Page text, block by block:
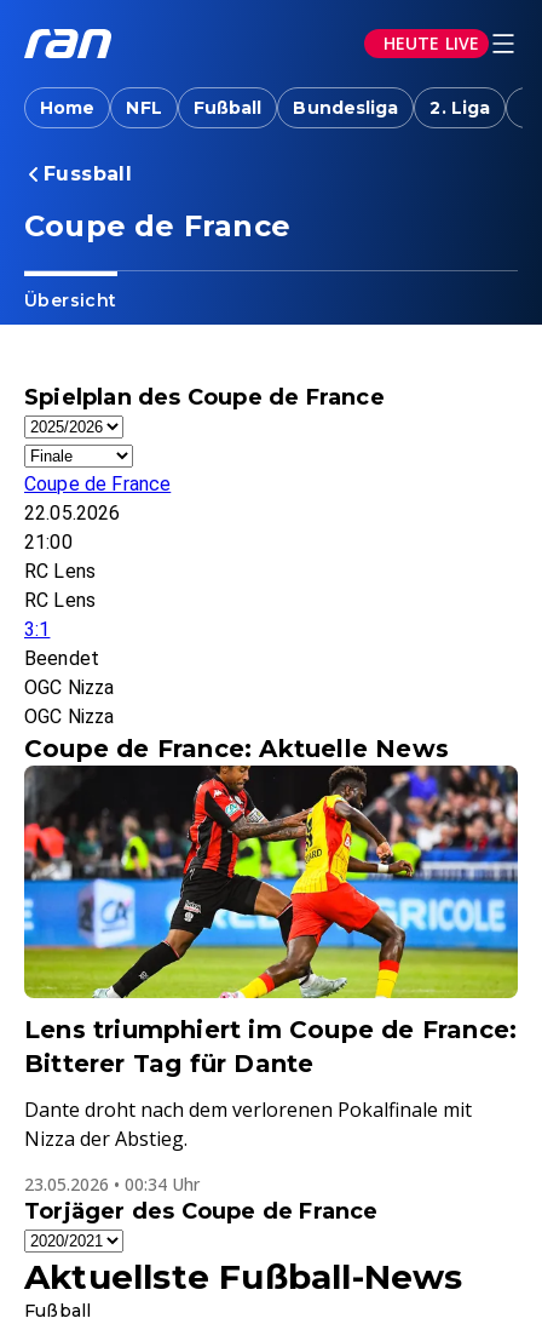
HEUTE LIVE
Home NFL Fußball Bundesliga 2. Liga
Fussball
Coupe de France
Übersicht
Spielplan des Coupe de France
Coupe de France
22.05.2026
21:00
RC Lens
RC Lens
3:1
Beendet
OGC Nizza
OGC Nizza
Coupe de France: Aktuelle News
Lens triumphiert im Coupe de France:
Bitterer Tag für Dante
Dante droht nach dem verlorenen Pokalfinale mit
Nizza der Abstieg.
23.05.2026 • 00:34 Uhr
Torjäger des Coupe de France
Aktuellste Fußball-News
Fußball